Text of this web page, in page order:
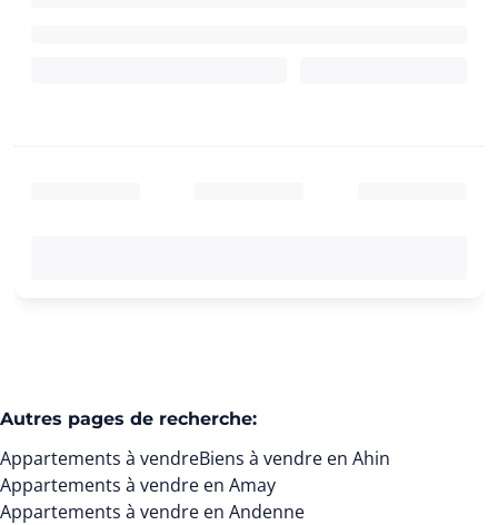
Autres pages de recherche:
Appartements à vendreBiens à vendre en Ahin
Appartements à vendre en Amay
Appartements à vendre en Andenne